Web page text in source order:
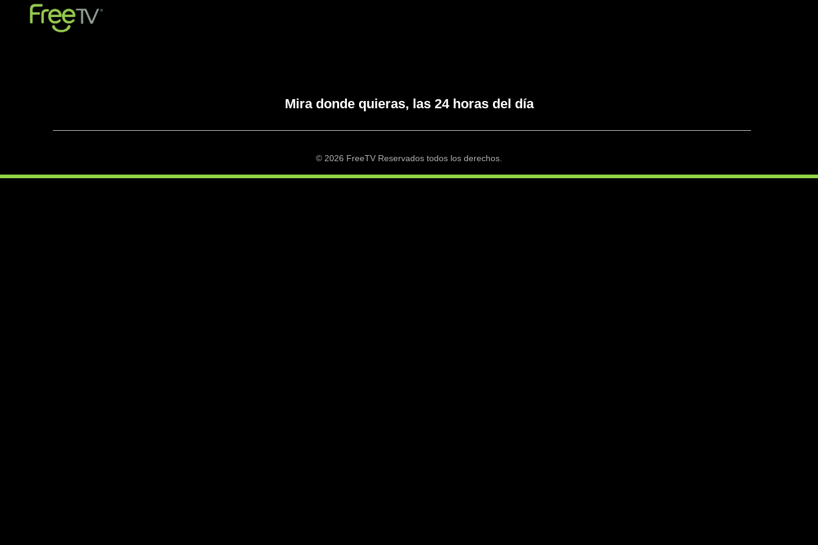
Mira donde quieras, las 24 horas del día
© 2026 FreeTV Reservados todos los derechos.